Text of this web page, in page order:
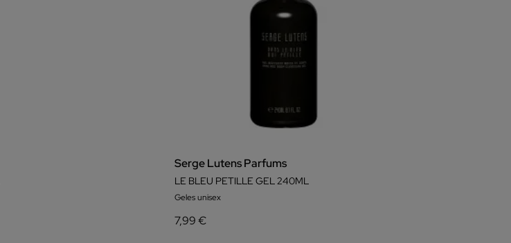
Serge Lutens Parfums
LE BLEU PETILLE GEL 240ML
Geles unisex
7,99 €